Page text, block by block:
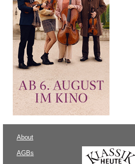
About
AGBs